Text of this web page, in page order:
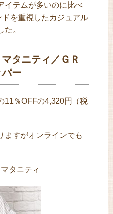
イテムが多いのに比べ
を重視したカジュアル
。
マタニティ／ＧＲ
パー
11％OFFの4,320円（税
ますがオンラインでも
タニティ